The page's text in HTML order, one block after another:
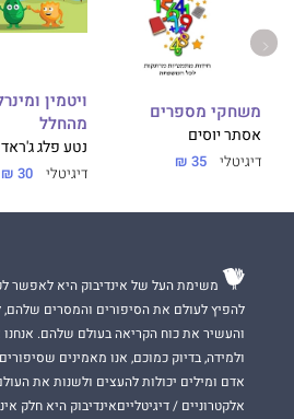
משחקי מספרים
אסתר יוסים
דיגיטלי 35 ₪
ויטמין
מהחלל
נטע פלג ג'ראד
דיגיטלי 30 ₪
משימת העל של אינדיבוק היא לאפשר
להפיץ לעולם את הסיפורים והמסרים
והעשיר את כוח הקריאה בעולם שלהם. אנחנו
ולמידה, בדיוק כמוכם, אנו מאמינים
אדם ומילים יכולות להעצים ולשנות את
אלקטרוניים / דיגיטלייםאינדיבוק היא חלק